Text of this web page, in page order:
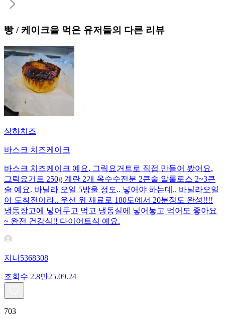
빵 / 케이크을 먹은 유저들의 다른 리뷰
상하치즈
바스크 치즈케이크
바스크 치즈케이크 예요. 그릭요거트로 직접 만들어 봤어요.
그릭요거트 250g 계란 2개 옥수수전분 2큰술 알룰로스 2~3큰
술 예요. 바닐라 오일 5방울 정도.. 넣어야 하는데.. 바닐라오일
이 도착전이라.. 우선 위 재료로 180도에서 20분정도 완성!!!!
냉동장고에 넣어두고 먹고 냉동실에 넣어놓고 먹어도 좋아요
~ 완전 건강식!! 다이어트식 예요.
지니5368308
조회수 2.8만25.09.24
703